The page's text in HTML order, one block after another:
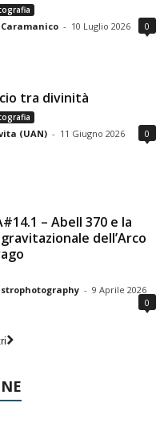
- 10 Luglio 2026 0
tra divinità
(UAN) - 11 Giugno 2026 0
– Abell 370 e la
dell’Arco
- 9 Aprile 2026
0